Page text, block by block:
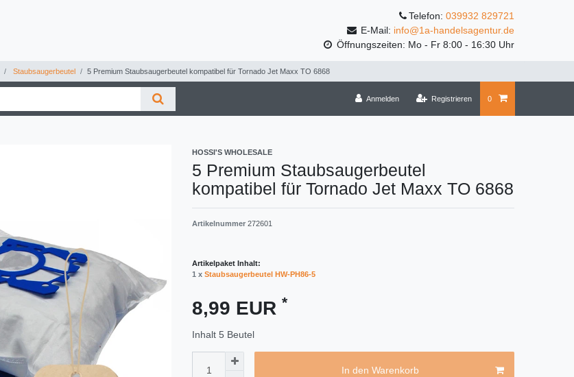
Telefon: 039932 829721
E-Mail: info@1a-handelsagentur.de
Öffnungszeiten: Mo - Fr 8:00 - 16:30 Uhr
Staubsaugerbeutel 5 Premium Staubsaugerbeutel kompatibel für Tornado Jet Maxx TO 6868
Anmelden Registrieren 0
HOSSI'S WHOLESALE
5 Premium Staubsaugerbeutel
kompatibel für Tornado Jet Maxx TO 6868
Artikelnummer 272601
Artikelpaket Inhalt:
1 x Staubsaugerbeutel HW-PH86-5
8,99 EUR *
Inhalt 5 Beutel
In den Warenkorb